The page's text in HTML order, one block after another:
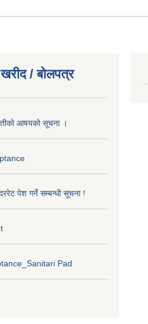
/ बोलपत्र
आषयकाे सूचना ।
पेश गर्ने सम्बन्धी सूचना !
Pad